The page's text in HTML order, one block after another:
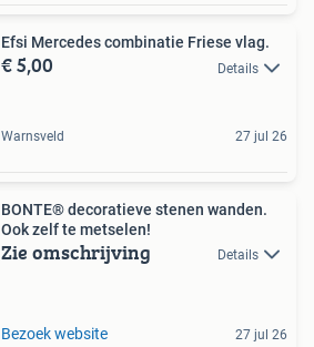
Efsi Mercedes combinatie Friese vlag.
€ 5,00 Details
Warnsveld 27 jul 26
BONTE® decoratieve stenen wanden.
Ook zelf te metselen!
Zie omschrijving Details
Bezoek website 27 jul 26